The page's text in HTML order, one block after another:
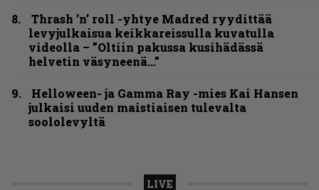
Thrash ’n’ roll -yhtye Madred ryydittää
levyjulkaisua keikkareissulla kuvatulla
videolla – ”Oltiin pakussa kusihädässä
helvetin väsyneenä…”
Helloween- ja Gamma Ray -mies Kai Hansen
julkaisi uuden maistiaisen tulevalta
soololevyltä
LIVE